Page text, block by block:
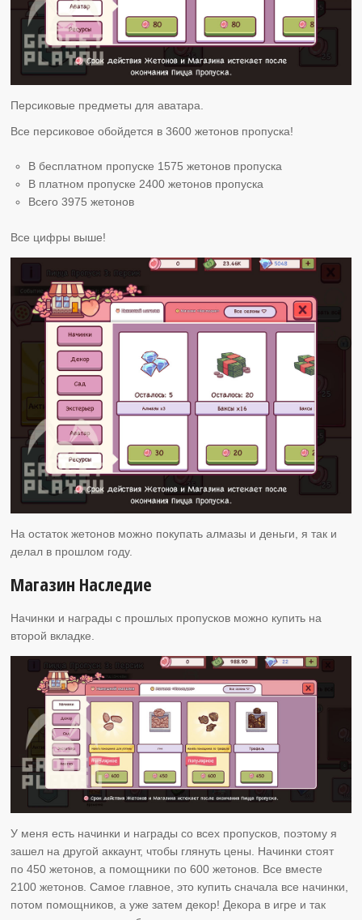
Персиковые предметы для аватара.
Все персиковое обойдется в 3600 жетонов пропуска!
В бесплатном пропуске 1575 жетонов пропуска
В платном пропуске 2400 жетонов пропуска
Всего 3975 жетонов
Все цифры выше!
На остаток жетонов можно покупать алмазы и деньги, я так и
делал в прошлом году.
Магазин Наследие
Начинки и награды с прошлых пропусков можно купить на
второй вкладке.
У меня есть начинки и награды со всех пропусков, поэтому я
зашел на другой аккаунт, чтобы глянуть цены. Начинки стоят
по 450 жетонов, а помощники по 600 жетонов. Все вместе
2100 жетонов. Самое главное, это купить сначала все начинки,
потом помощников, а уже затем декор! Декора в игре и так